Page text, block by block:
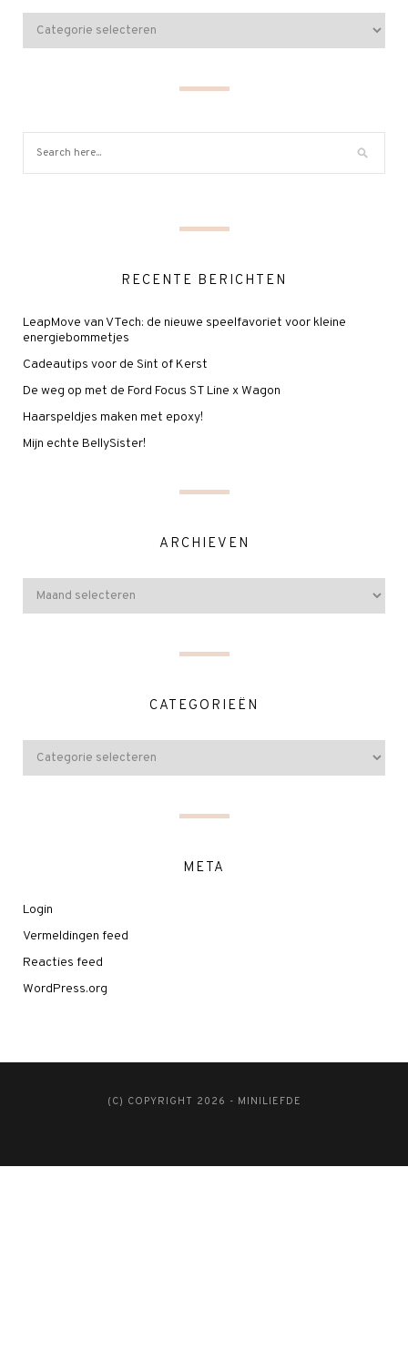
RECENTE BERICHTEN
LeapMove van VTech: de nieuwe speelfavoriet voor kleine
energiebommetjes
Cadeautips voor de Sint of Kerst
De weg op met de Ford Focus ST Line x Wagon
Haarspeldjes maken met epoxy!
Mijn echte BellySister!
ARCHIEVEN
CATEGORIEËN
META
Login
Vermeldingen feed
Reacties feed
WordPress.org
(C) COPYRIGHT 2026 - MINILIEFDE